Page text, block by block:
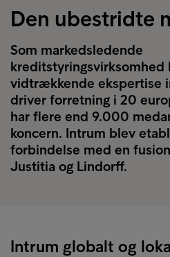
Den ubestridte
Som markedsledende
kreditstyringsvirksomhed
vidtrækkende ekspertise
driver forretning i 20
har flere end 9.000
koncern. Intrum blev
forbindelse med en
Justitia og Lindorff.
Intrum globalt og